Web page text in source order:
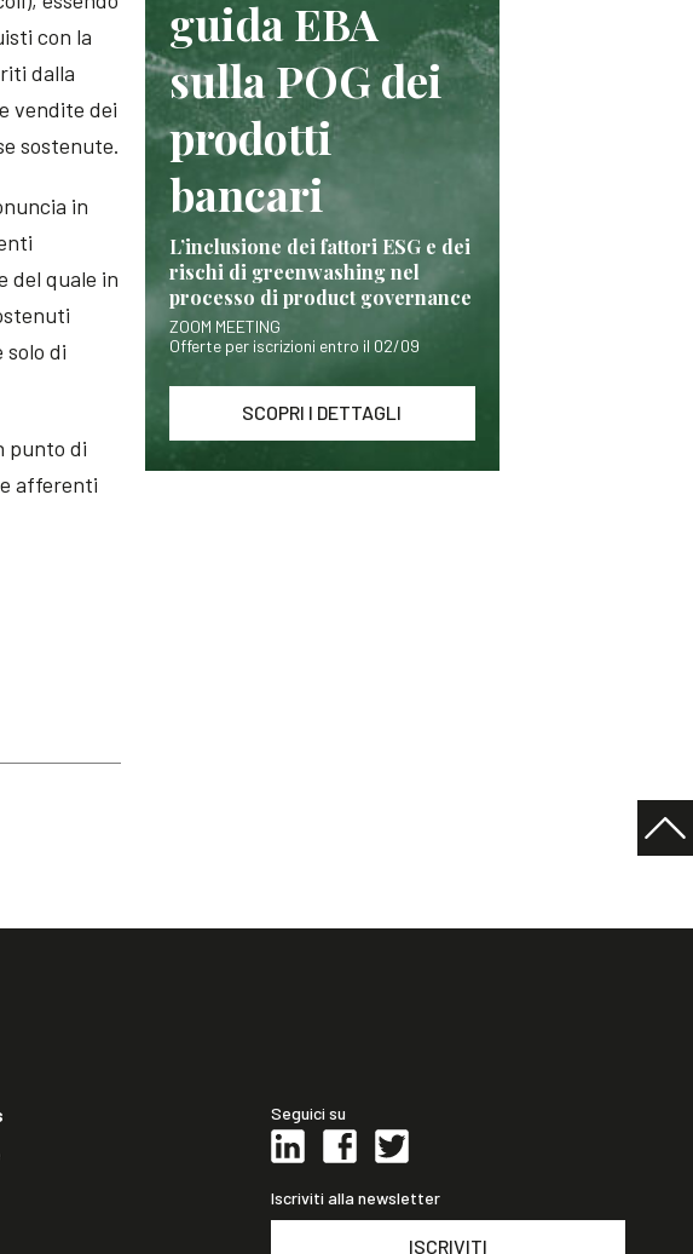
con la
dalla
vendite dei
sostenute.
in
del quale in
di
punto di
afferenti
guida EBA
sulla POG dei
prodotti
bancari
L’inclusione dei fattori ESG e dei
rischi di greenwashing nel
processo di product governance
ZOOM MEETING
Offerte per iscrizioni entro il 02/09
SCOPRI I DETTAGLI
Seguici su
Iscriviti alla newsletter
ISCRIVITI